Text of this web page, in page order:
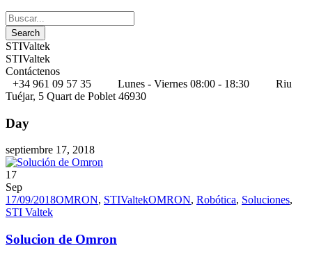
STIValtek
STIValtek
Contáctenos
+34 961 09 57 35
Lunes - Viernes 08:00 - 18:30
Riu
Tuéjar, 5 Quart de Poblet 46930
Day
septiembre 17, 2018
17
Sep
17/09/2018OMRON, STIValtekOMRON, Robótica, Soluciones,
STI Valtek
Solucion de Omron